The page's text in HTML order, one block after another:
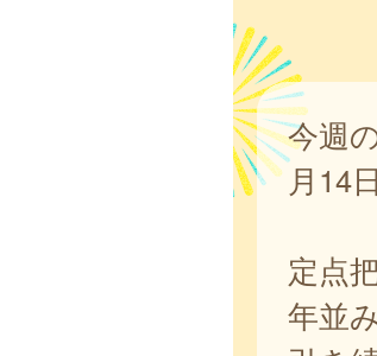
今週
月14
定点
年並